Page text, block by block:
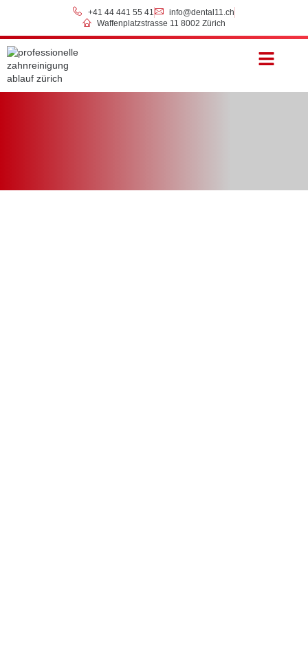
+41 44 441 55 41
info@dental11.ch
Waffenplatzstrasse 11 8002 Zürich